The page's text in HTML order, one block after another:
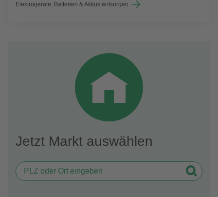
Elektrogeräte, Batterien & Akkus entsorgen
Jetzt Markt auswählen